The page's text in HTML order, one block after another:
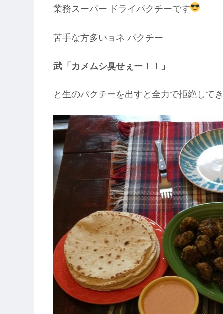
業務スーパー ドライパクチーです
苦手な方多いョネ パクチー
武「カメムシ臭せぇー！！」
と生のパクチーを出すと全力で拒絶して